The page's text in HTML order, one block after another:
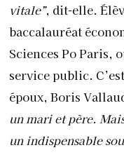
vitale”, dit-elle.
baccalauréat
Sciences Po Paris,
service public.
époux, Boris
un mari et père.
un indispensable